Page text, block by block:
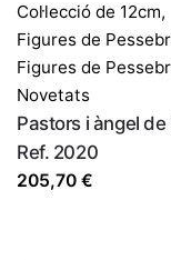
Col·lecció de 12cm,
Figures de
Figures de
Novetats
Pastors i àngel de
Ref. 2020
205,70 €